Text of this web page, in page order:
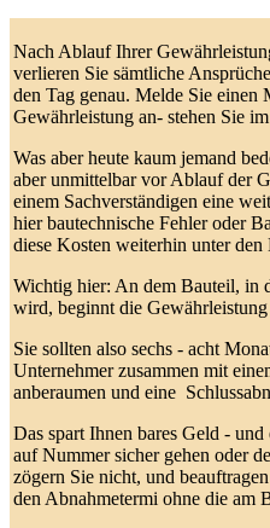
Nach Ablauf Ihrer
verlieren Sie sämtliche
den Tag genau. Melde Sie einen
Gewährleistung an- stehen Sie
Was aber heute kaum jemand
aber unmittelbar vor Ablauf der
einem Sachverständigen eine
hier bautechnische Fehler oder
diese Kosten weiterhin unter
Wichtig hier: An dem Bauteil, in
wird, beginnt die
Sie sollten also sechs - acht
Unternehmer zusammen mit
anberaumen und eine
Das spart Ihnen bares Geld -
auf Nummer sicher gehen oder
zögern Sie nicht, und
den Abnahmetermi ohne die am